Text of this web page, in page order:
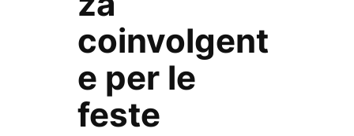
coinvolgent
e per le
feste